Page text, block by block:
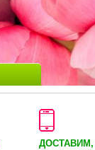
ДОСТАВИМ,